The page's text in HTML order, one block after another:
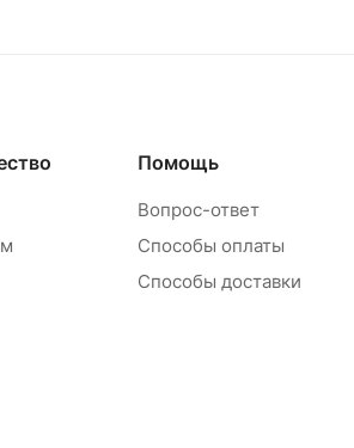
Помощь
Вопрос-ответ
Способы оплаты
Способы доставки